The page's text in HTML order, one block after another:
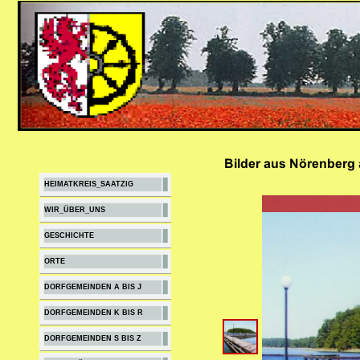
HEIMATKREIS_SAATZIG
WIR_ÜBER_UNS
GESCHICHTE
ORTE
DORFGEMEINDEN A BIS J
DORFGEMEINDEN K BIS R
DORFGEMEINDEN S BIS Z